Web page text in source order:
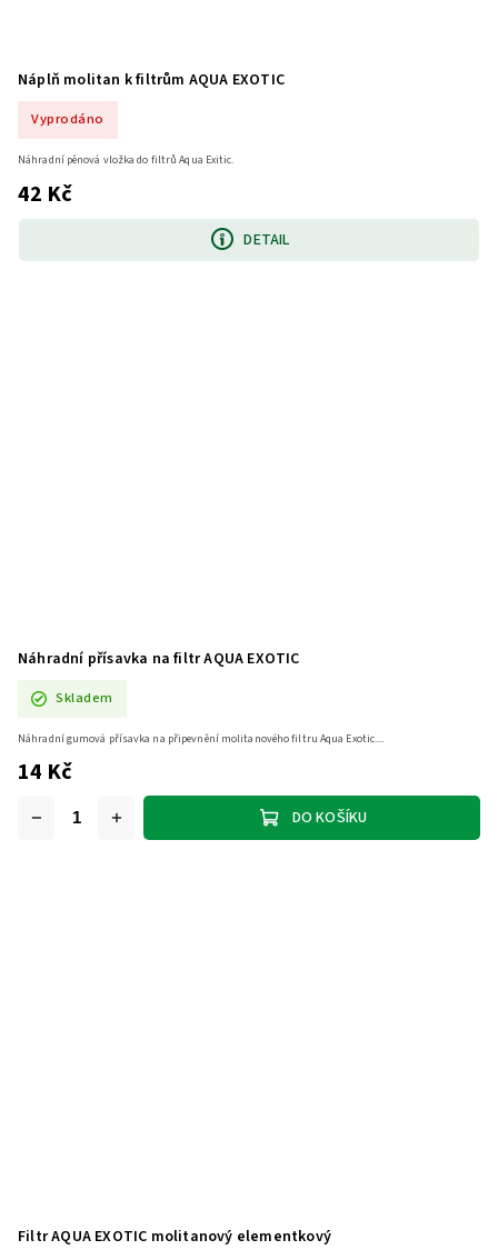
Náplň molitan k filtrům AQUA EXOTIC
Vyprodáno
42 Kč
DETAIL
Náhradní pěnová vložka do filtrů Aqua Exitic.
Náhradní přísavka na filtr AQUA EXOTIC
Skladem
14 Kč
DO KOŠÍKU
Náhradní gumová přísavka na připevnění molitanového filtru Aqua Exotic....
Filtr AQUA EXOTIC molitanový elementkový